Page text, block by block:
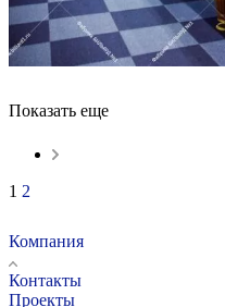
Показать еще
1 2
Компания
Контакты
Проекты